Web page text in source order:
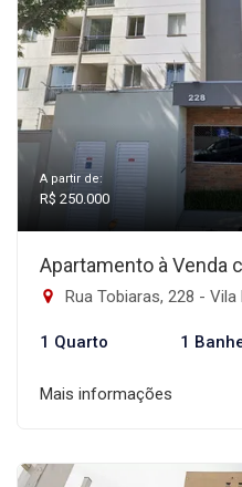
A partir de:
R$ 250.000
Apartamento à Venda
Rua Tobiaras, 228 -
1 Quarto 1
Mais informações